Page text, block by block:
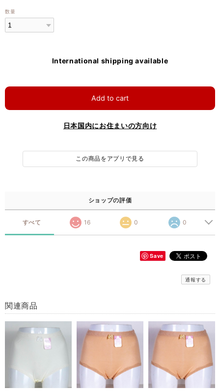
数量
International shipping available
Add to cart
日本国内にお住まいの方向け
この商品をアプリで見る
ショップの評価
すべて 16 0 0
Save
通報する
関連商品